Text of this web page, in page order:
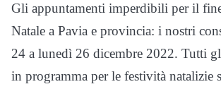
Gli appuntamenti imperdibili per il
Natale a Pavia e provincia: i nostri
24 a lunedì 26 dicembre 2022. Tutti
in programma per le festività natalizie